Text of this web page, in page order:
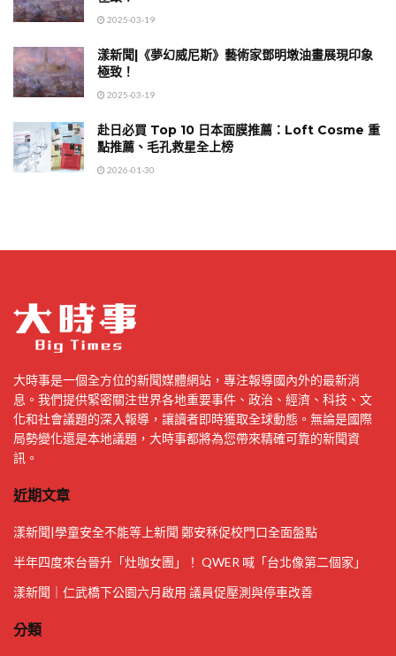
2025-03-19
漾新聞|《夢幻威尼斯》藝術家鄧明墩油畫展現印象
極致！
2025-03-19
赴日必買 Top 10 日本面膜推薦：Loft Cosme 重
點推薦、毛孔救星全上榜
2026-01-30
大時事是一個全方位的新聞媒體網站，專注報導國內外的最新消
息。我們提供緊密關注世界各地重要事件、政治、經濟、科技、文
化和社會議題的深入報導，讓讀者即時獲取全球動態。無論是國際
局勢變化還是本地議題，大時事都將為您帶來精確可靠的新聞資
訊。
近期文章
漾新聞|學童安全不能等上新聞 鄭安秝促校門口全面盤點
半年四度來台晉升「灶咖女團」！ QWER 喊「台北像第二個家」
漾新聞｜仁武橋下公園六月啟用 議員促壓測與停車改善
分類